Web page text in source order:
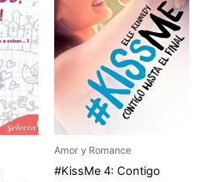
Amor y Romance
#KissMe 4: Contigo